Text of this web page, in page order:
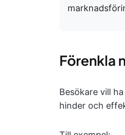
Förenkla
Besökare vill
hinder och